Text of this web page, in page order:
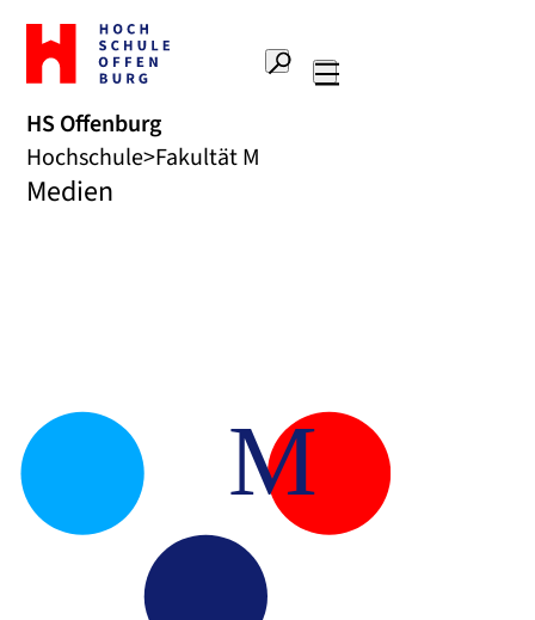
Zur
Startseite
Hochschule
Offenburg
Suche
HS Offenburg
Hochschule Fakultät M
Medien